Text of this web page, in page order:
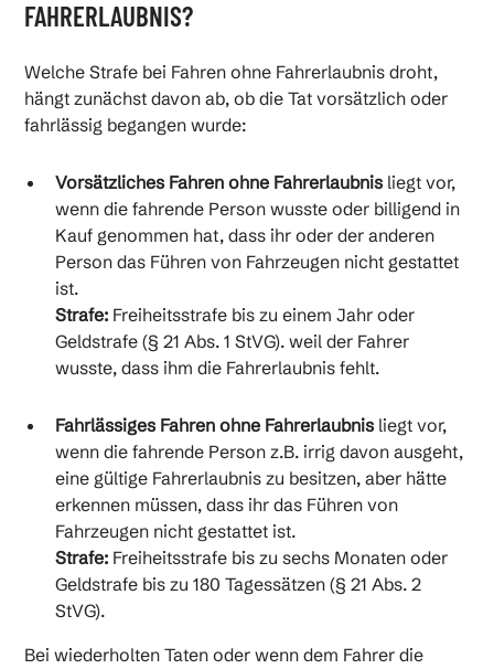
FAHRERLAUBNIS?
Welche Strafe bei Fahren ohne Fahrerlaubnis droht,
hängt zunächst davon ab, ob die Tat vorsätzlich oder
fahrlässig begangen wurde:
Vorsätzliches Fahren ohne Fahrerlaubnis liegt vor,
wenn die fahrende Person wusste oder billigend in
Kauf genommen hat, dass ihr oder der anderen
Person das Führen von Fahrzeugen nicht gestattet
ist.
Strafe: Freiheitsstrafe bis zu einem Jahr oder
Geldstrafe (§ 21 Abs. 1 StVG). weil der Fahrer
wusste, dass ihm die Fahrerlaubnis fehlt.
Fahrlässiges Fahren ohne Fahrerlaubnis liegt vor,
wenn die fahrende Person z.B. irrig davon ausgeht,
eine gültige Fahrerlaubnis zu besitzen, aber hätte
erkennen müssen, dass ihr das Führen von
Fahrzeugen nicht gestattet ist.
Strafe: Freiheitsstrafe bis zu sechs Monaten oder
Geldstrafe bis zu 180 Tagessätzen (§ 21 Abs. 2
StVG).
Bei wiederholten Taten oder wenn dem Fahrer die